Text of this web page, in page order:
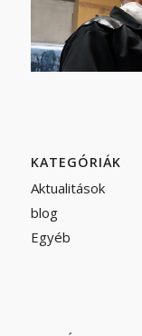
KATEGÓRIÁK
Aktualitások
blog
Egyéb